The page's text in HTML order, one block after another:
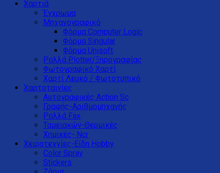
Χαρτιά
Έγχρωμα
Μηχανογραφικό
Φόρμα Computer Logic
Φόρμα Singular
Φόρμα Unisoft
Ρολλά Plotter/Ξηρογραφίας
Φωτογραφικό Χαρτί
Χαρτί Λευκό / Φωτοτυπικό
Χαρτοταινίες
Αυτογραφικές Action Sc
Γραφής-Αριθμομηχανής
Ρολλά Fax
Ταμειακών-Θερμικές
Χημικές- Ncr
Χειροτεχνίες-Είδη Hobby
Color Spray
Stickers